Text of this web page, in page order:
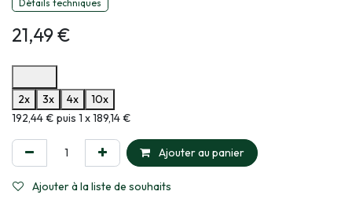
Détails techniques
21,49€
2x
3x 4x
10x
Informations sur le plan de paiement sélectionné
192,44 € puis 1 x 189,14 €
Ajouter au panier
Ajouter à la liste de souhaits